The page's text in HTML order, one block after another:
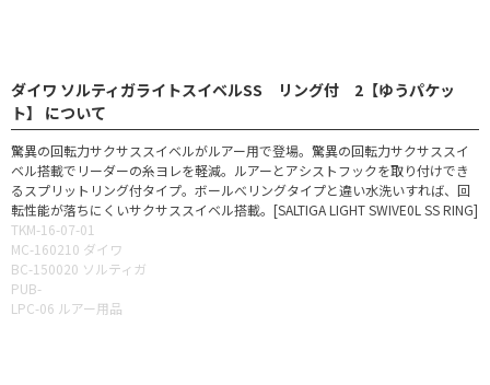
ダイワ ソルティガライトスイベルSS リング付 2【ゆうパケッ
ト】 について
驚異の回転力サクサススイベルがルアー用で登場。驚異の回転力サクサススイ
ベル搭載でリーダーの糸ヨレを軽減。ルアーとアシストフックを取り付けでき
るスプリットリング付タイプ。ボールべリングタイプと違い水洗いすれば、回
転性能が落ちにくいサクサススイベル搭載。[SALTIGA LIGHT SWIVE0L SS RING]
TKM-16-07-01
MC-160210 ダイワ
BC-150020 ソルティガ
PUB-
LPC-06 ルアー用品